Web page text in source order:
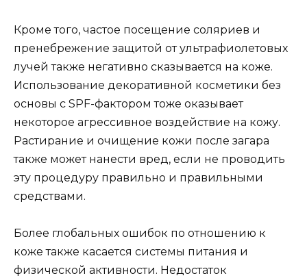
Кроме того, частое посещение соляриев и
пренебрежение защитой от ультрафиолетовых
лучей также негативно сказывается на коже.
Использование декоративной косметики без
основы с SPF-фактором тоже оказывает
некоторое агрессивное воздействие на кожу.
Растирание и очищение кожи после загара
также может нанести вред, если не проводить
эту процедуру правильно и правильными
средствами.
Более глобальных ошибок по отношению к
коже также касается системы питания и
физической активности. Недостаток